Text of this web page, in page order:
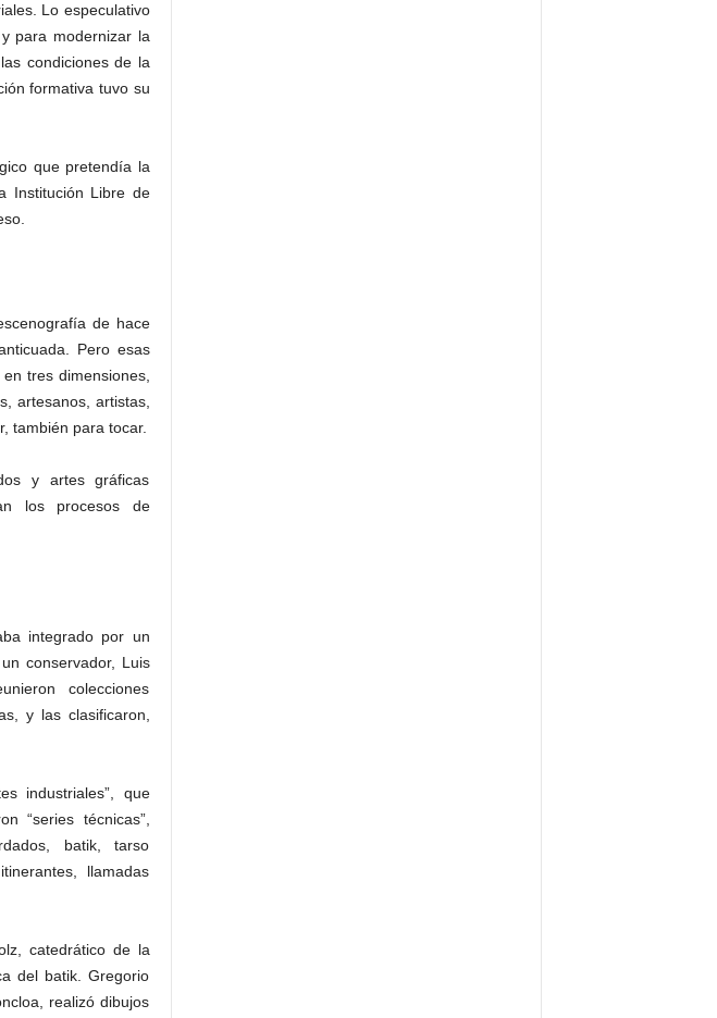
Lo especulativo
para modernizar la
condiciones de la
formativa tuvo su
que pretendía la
Institución Libre de
de hace
Pero esas
tres dimensiones,
artesanos, artistas,
también para tocar.
y artes gráficas
los procesos de
integrado por un
conservador, Luis
colecciones
y las clasificaron,
industriales”, que
“series técnicas”,
batik, tarso
llamadas
catedrático de la
del batik. Gregorio
realizó dibujos